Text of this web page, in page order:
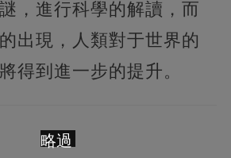
，進行科學的解讀，而
出現，人類對于世界的
得到進一步的提升。
略過